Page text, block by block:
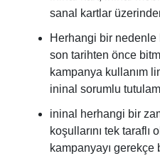
sanal kartlar
Herhangi bir nedenle
son tarihten önce
kampanya kullanım
ininal sorumlu
ininal herhangi bir
koşullarını tek
kampanyayı